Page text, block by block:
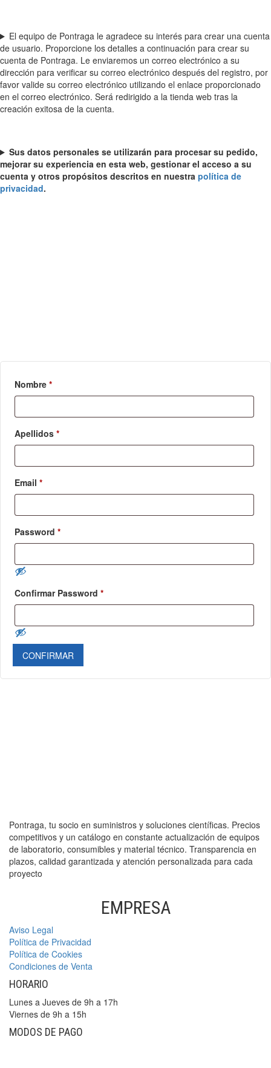
El equipo de Pontraga le agradece su interés para crear una cuenta
de usuario. Proporcione los detalles a continuación para crear su
cuenta de Pontraga. Le enviaremos un correo electrónico a su
dirección para verificar su correo electrónico después del registro, por
favor valide su correo electrónico utilizando el enlace proporcionado
en el correo electrónico. Será redirigido a la tienda web tras la
creación exitosa de la cuenta.
Sus datos personales se utilizarán para procesar su pedido,
mejorar su experiencia en esta web, gestionar el acceso a su
cuenta y otros propósitos descritos en nuestra política de
privacidad.
Nombre *
Apellidos *
Email *
Password *
Confirmar Password *
CONFIRMAR
Pontraga, tu socio en suministros y soluciones científicas. Precios
competitivos y un catálogo en constante actualización de equipos
de laboratorio, consumibles y material técnico. Transparencia en
plazos, calidad garantizada y atención personalizada para cada
proyecto
EMPRESA
Aviso Legal
Política de Privacidad
Política de Cookies
Condiciones de Venta
HORARIO
Lunes a Jueves de 9h a 17h
Viernes de 9h a 15h
MODOS DE PAGO